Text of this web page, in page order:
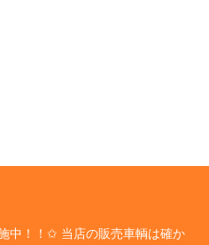
中！！✩ 当店の販売車輌は確か